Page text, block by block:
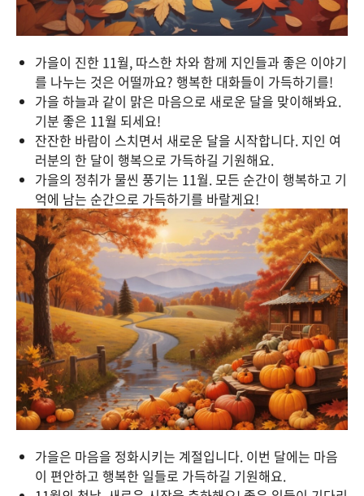
가을이 진한 11월, 따스한 차와 함께 지인들과 좋은 이야기
를 나누는 것은 어떨까요? 행복한 대화들이 가득하기를!
가을 하늘과 같이 맑은 마음으로 새로운 달을 맞이해봐요.
기분 좋은 11월 되세요!
잔잔한 바람이 스치면서 새로운 달을 시작합니다. 지인 여
러분의 한 달이 행복으로 가득하길 기원해요.
가을의 정취가 물씬 풍기는 11월. 모든 순간이 행복하고 기
억에 남는 순간으로 가득하기를 바랄게요!
가을은 마음을 정화시키는 계절입니다. 이번 달에는 마음
이 편안하고 행복한 일들로 가득하길 기원해요.